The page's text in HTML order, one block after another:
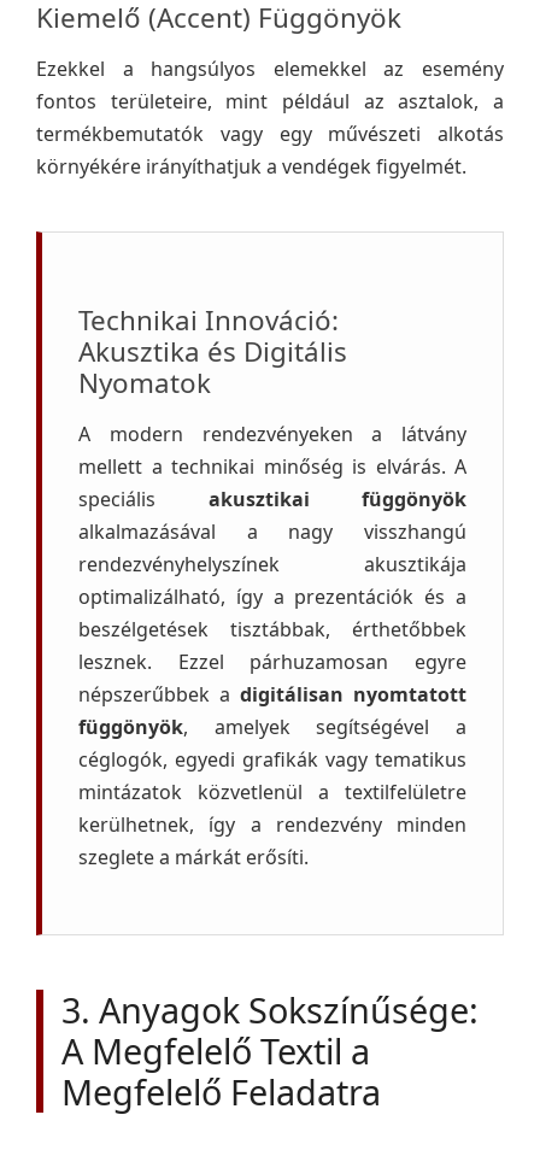
Kiemelő (Accent) Függönyök
Ezekkel a hangsúlyos elemekkel az esemény
fontos területeire, mint például az asztalok, a
termékbemutatók vagy egy művészeti alkotás
környékére irányíthatjuk a vendégek figyelmét.
Technikai Innováció:
Akusztika és Digitális
Nyomatok
A modern rendezvényeken a látvány
mellett a technikai minőség is elvárás. A
speciális akusztikai függönyök
alkalmazásával a nagy visszhangú
rendezvényhelyszínek akusztikája
optimalizálható, így a prezentációk és a
beszélgetések tisztábbak, érthetőbbek
lesznek. Ezzel párhuzamosan egyre
népszerűbbek a digitálisan nyomtatott
függönyök, amelyek segítségével a
céglogók, egyedi grafikák vagy tematikus
mintázatok közvetlenül a textilfelületre
kerülhetnek, így a rendezvény minden
szeglete a márkát erősíti.
3. Anyagok Sokszínűsége:
A Megfelelő Textil a
Megfelelő Feladatra